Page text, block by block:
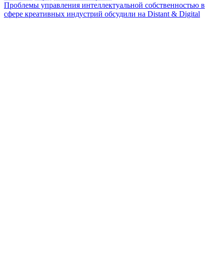
Проблемы управления интеллектуальной собственностью в
сфере креативных индустрий обсудили на Distant & Digital